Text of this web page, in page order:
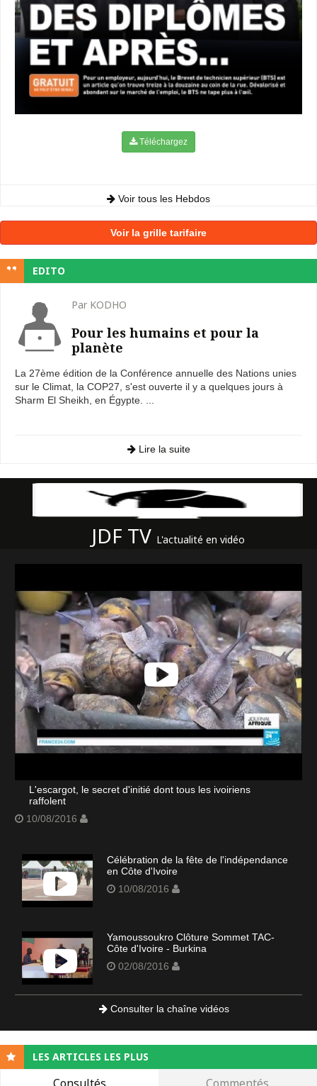
Téléchargez
Voir tous les Hebdos
Voir la grille tarifaire
EDITO
Par KODHO
Pour les humains et pour la
planète
La 27ème édition de la Conférence annuelle des Nations unies
sur le Climat, la COP27, s'est ouverte il y a quelques jours à
Sharm El Sheikh, en Égypte. ...
Lire la suite
JDF TV L'actualité en vidéo
L'escargot, le secret d'initié dont tous les ivoiriens
raffolent
10/08/2016
Célébration de la fête de l'indépendance
en Côte d'Ivoire
10/08/2016
Yamoussoukro Clôture Sommet TAC-
Côte d'Ivoire - Burkina
02/08/2016
Consulter la chaîne vidéos
LES ARTICLES LES PLUS